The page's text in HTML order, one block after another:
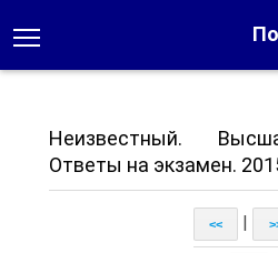
Неизвестный.
Ответы на экзамен.
<<